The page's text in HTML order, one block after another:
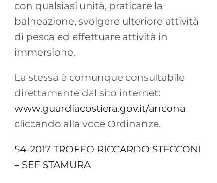
con qualsiasi unità, praticare la
balneazione, svolgere ulteriore attività
di pesca ed effettuare attività in
immersione.
La stessa è comunque consultabile
direttamente dal sito internet:
www.guardiacostiera.gov.it/ancona
cliccando alla voce Ordinanze.
54-2017 TROFEO RICCARDO STECCONI
– SEF STAMURA